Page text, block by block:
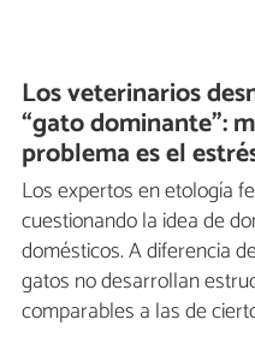
Los veterinarios
“gato dominante”:
problema es el
Los expertos en etología
cuestionando la idea de
domésticos. A diferencia
gatos no desarrollan
comparables a las de